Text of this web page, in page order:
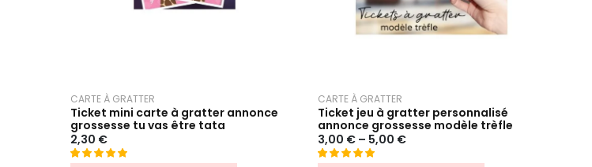
CARTE À GRATTER
Ticket mini carte à gratter annonce
grossesse tu vas être tata
2,30 €
CARTE À GRATTER
Ticket jeu à gratter personnalisé
annonce grossesse modèle trèfle
3,00 €– 5,00 €